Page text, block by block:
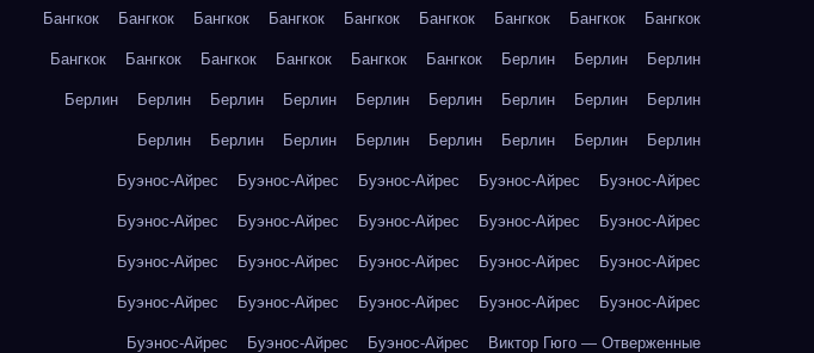
Бангкок Бангкок Бангкок Бангкок Бангкок Бангкок Бангкок Бангкок Бангкок
Бангкок Бангкок Бангкок Бангкок Бангкок Бангкок Берлин Берлин Берлин
Берлин Берлин Берлин Берлин Берлин Берлин Берлин Берлин Берлин
Берлин Берлин Берлин Берлин Берлин Берлин Берлин Берлин
Буэнос-Айрес Буэнос-Айрес Буэнос-Айрес Буэнос-Айрес Буэнос-Айрес
Буэнос-Айрес Буэнос-Айрес Буэнос-Айрес Буэнос-Айрес Буэнос-Айрес
Буэнос-Айрес Буэнос-Айрес Буэнос-Айрес Буэнос-Айрес Буэнос-Айрес
Буэнос-Айрес Буэнос-Айрес Буэнос-Айрес Буэнос-Айрес Буэнос-Айрес
Буэнос-Айрес Буэнос-Айрес Буэнос-Айрес Виктор Гюго — Отверженные